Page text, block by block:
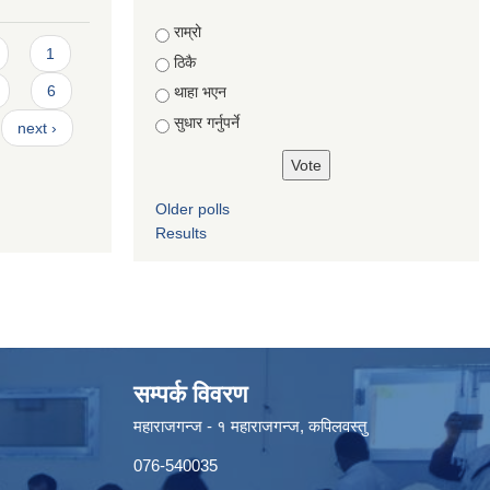
1
6
next ›
Choices
राम्रो
ठिकै
थाहा भएन
सुधार गर्नुपर्ने
Older polls
Results
सम्पर्क विवरण
महाराजगन्ज - १ महाराजगन्ज, कपिलवस्तु
076-540035